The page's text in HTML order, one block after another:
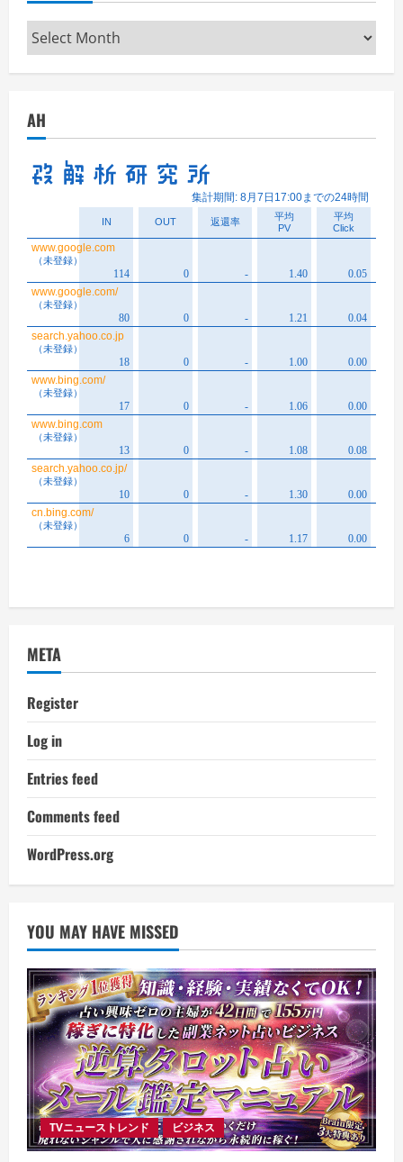
Archives
AH
META
Register
Log in
Entries feed
Comments feed
WordPress.org
YOU MAY HAVE MISSED
TVニューストレンド ビジネス